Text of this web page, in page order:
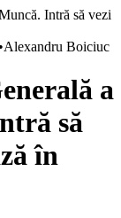
•Alexandru Boiciuc
a
să
în